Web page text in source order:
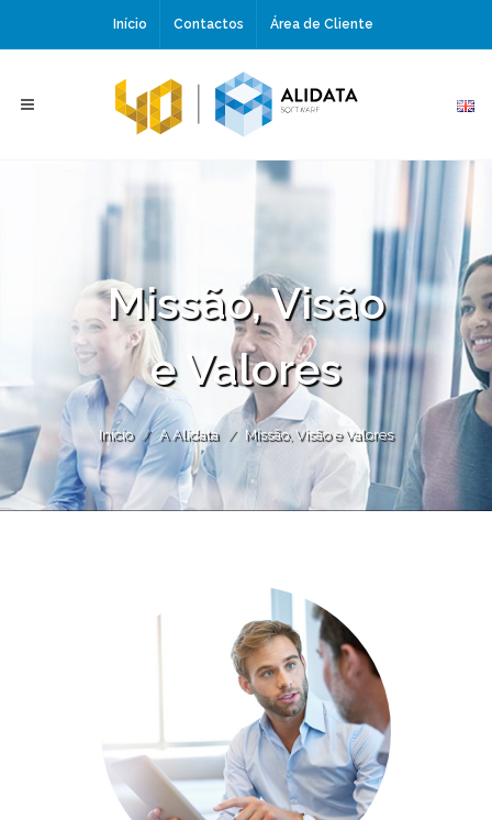
Início Contactos Área de Cliente
Missão, Visão
e Valores
Início A Alidata Missão, Visão e Valores